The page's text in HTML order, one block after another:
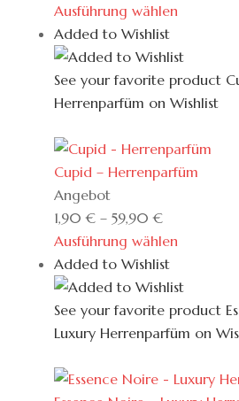
Angebot
Ausführung wählen
Added to Wishlist
See your favorite product
Herrenparfüm on Wishlist
Cupid – Herrenparfüm
AngebotProdukt
im
Angebot
1,90€– 59,90€
Ausführung wählen
Added to Wishlist
See your favorite product
Luxury Herrenparfüm on